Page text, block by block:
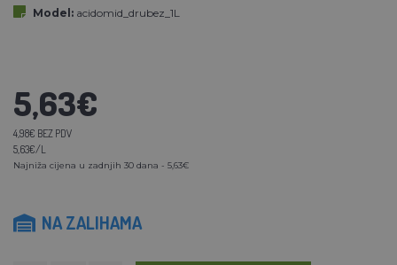
Model: acidomid_drubez_1L
5,63€
4,98€ BEZ PDV
5,63€/L
Najniža cijena u zadnjih 30 dana - 5,63€
NA ZALIHAMA